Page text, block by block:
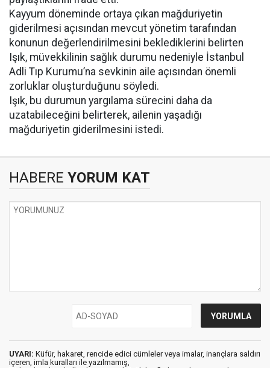
Kayyum döneminde ortaya çıkan mağduriyetin
giderilmesi açısından mevcut yönetim tarafından
konunun değerlendirilmesini beklediklerini belirten
Işık, müvekkilinin sağlık durumu nedeniyle İstanbul
Adli Tıp Kurumu’na sevkinin aile açısından önemli
zorluklar oluşturduğunu söyledi.
Işık, bu durumun yargılama sürecini daha da
uzatabileceğini belirterek, ailenin yaşadığı
mağduriyetin giderilmesini istedi.
HABERE YORUM KAT
UYARI: Küfür, hakaret, rencide edici cümleler veya imalar, inançlara saldırı
içeren, imla kuralları ile yazılmamış,